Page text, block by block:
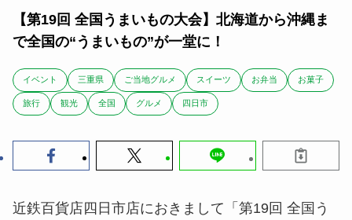
【第19回 全国うまいもの大会】北海道から沖縄ま
で全国の“うまいもの”が一堂に！
イベント 三重県 ご当地グルメ スイーツ お弁当 お菓子
旅行 観光 全国 グルメ 四日市
近鉄百貨店四日市店におきまして「第19回 全国う